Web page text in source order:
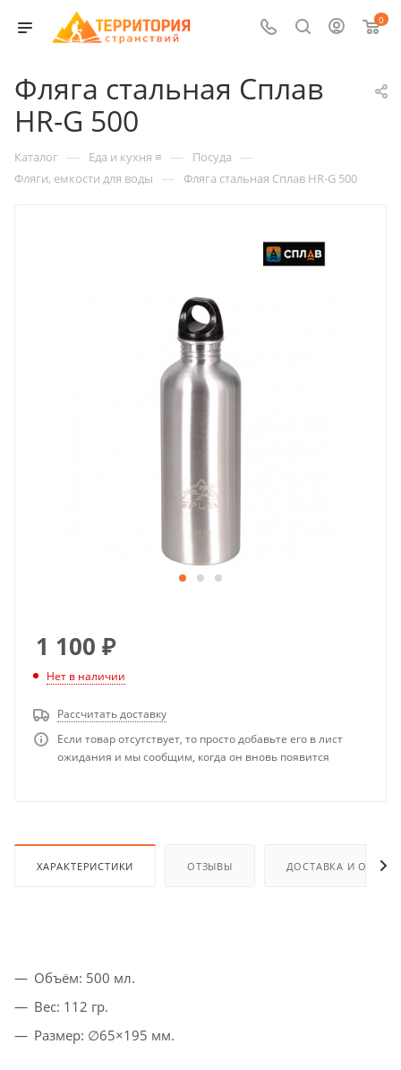
0
Фляга стальная Сплав
HR-G 500
Каталог — Еда и кухня ≡ — Посуда —
Фляги, емкости для воды — Фляга стальная Сплав HR-G 500
1 100 ₽
Нет в наличии
Рассчитать доставку
Если товар отсутствует, то просто добавьте его в лист
ожидания и мы сообщим, когда он вновь появится
ХАРАКТЕРИСТИКИ ОТЗЫВЫ ДОСТАВКА И
Объём: 500 мл.
Вес: 112 гр.
Размер: ∅65×195 мм.